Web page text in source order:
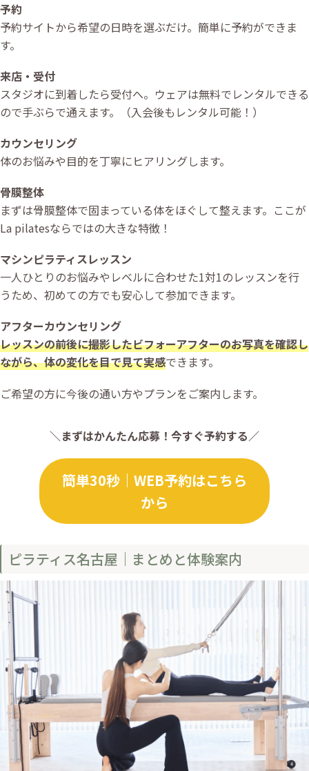
予約
予約サイトから希望の日時を選ぶだけ。簡単に予約ができま
す。
来店・受付
スタジオに到着したら受付へ。ウェアは無料でレンタルできる
ので手ぶらで通えます。（入会後もレンタル可能！）
カウンセリング
体のお悩みや目的を丁寧にヒアリングします。
骨膜整体
まずは骨膜整体で固まっている体をほぐして整えます。ここが
La pilatesならではの大きな特徴！
マシンピラティスレッスン
一人ひとりのお悩みやレベルに合わせた1対1のレッスンを行
うため、初めての方でも安心して参加できます。
アフターカウンセリング
レッスンの前後に撮影したビフォーアフターのお写真を確認し
ながら、体の変化を目で見て実感できます。
ご希望の方に今後の通い方やプランをご案内します。
＼まずはかんたん応募！今すぐ予約する／
簡単30秒｜WEB予約はこちら
から
ピラティス名古屋｜まとめと体験案内